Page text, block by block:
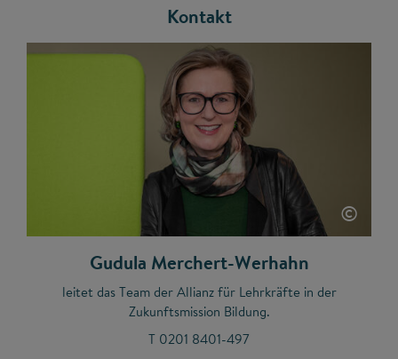
Kontakt
©
Gudula Merchert-Werhahn
leitet das Team der Allianz für Lehrkräfte in der
Zukunftsmission Bildung.
T 0201 8401-497